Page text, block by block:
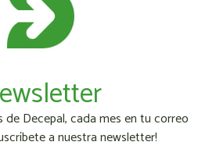
de Decepal, cada mes en tu correo
a nuestra newsletter!